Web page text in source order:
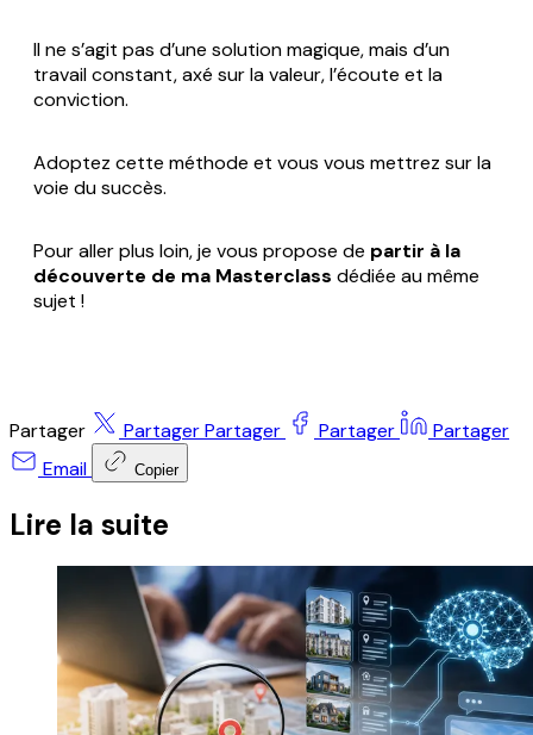
Il ne s’agit pas d’une solution magique, mais d’un
travail constant, axé sur la valeur, l’écoute et la
conviction.
Adoptez cette méthode et vous vous mettrez sur la
voie du succès.
Pour aller plus loin, je vous propose de partir à la
découverte de ma Masterclass dédiée au même
sujet !
Partager PartagerPartager Partager
Partager
Email
Copier
Lire la suite